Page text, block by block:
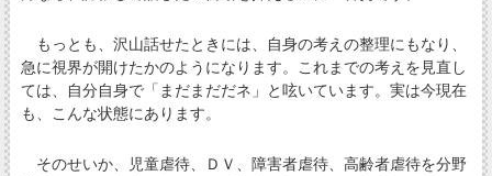
もっとも、沢山話せたときには、自身の考えの整理にもなり、
急に視界が開けたかのようになります。これまでの考えを見直し
ては、自分自身で「まだまだだネ」と呟いています。実は今現在
も、こんな状態にあります。
そのせいか、児童虐待、ＤＶ、障害者虐待、高齢者虐待を分野